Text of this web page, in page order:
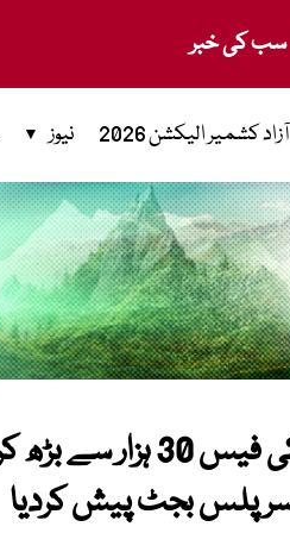
سب کی خبر
آزاد کشمیر الیکشن 2026 نیوز
ڈومیسٹک میچ کی